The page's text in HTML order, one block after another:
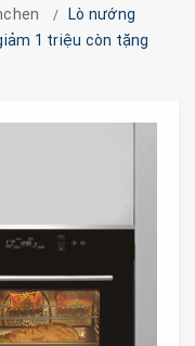
Lò nướng
1 triệu còn tặng